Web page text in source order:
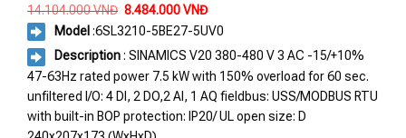
14.104.000VNĐ Giá
là:
14.104.000 VNĐ.
8.484.000VNĐGiá
tại
là:
8.484.000 VNĐ.
Model :6SL3210-5BE27-5UV0
Description: SINAMICS V20 380-480 V 3 AC -15/+10%
47-63Hz rated power 7.5 kW with 150% overload for 60 sec.
unfiltered I/O: 4 DI, 2 DO,2 AI, 1 AQ fieldbus: USS/MODBUS RTU
with built-in BOP protection: IP20/ UL open size: D